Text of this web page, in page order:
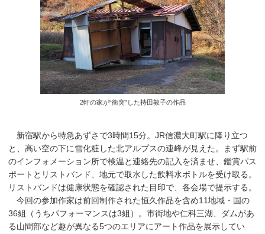
2軒の家が“衝突”した持田敦子の作品
新宿駅から特急あずさで3時間15分。JR信濃大町駅に降り立つ
と、高い空の下に雪化粧した北アルプスの連峰が見えた。まず駅前
のインフォメーション所で検温と連絡先の記入を済ませ、鑑賞パス
ポートとリストバンド、地元で取水した飲料水ボトルを受け取る。
リストバンドは健康状態を確認された目印で、各会場で提示する。
今回の参加作家は前回制作された恒久作品を含め11地域・国の
36組（うちパフォーマンスは3組）。市街地や仁科三湖、ダムがあ
る山間部など趣が異なる5つのエリアにアート作品を展示してい